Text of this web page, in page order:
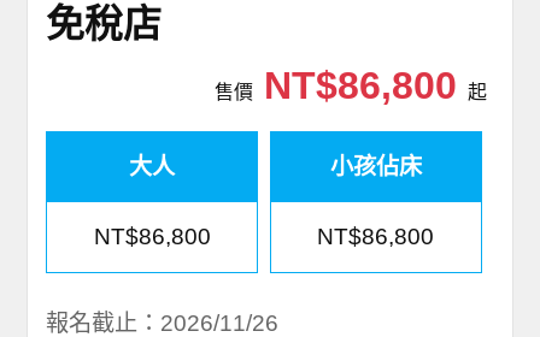
免稅店
售價NT$86,800 起
大人
NT$86,800
小孩佔床
NT$86,800
報名截止：2026/11/26